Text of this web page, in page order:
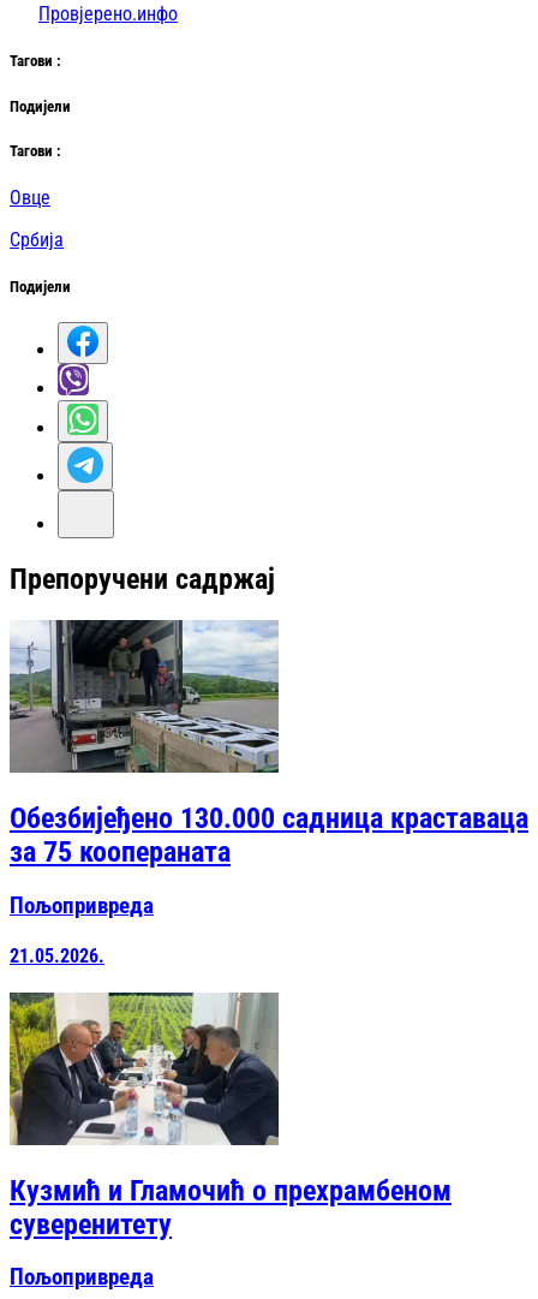
Провјерено.инфо
Тагови :
Подијели
Тагови :
Овце
Србија
Подијели
Препоручени садржај
Обезбијеђено 130.000 садница краставаца
за 75 коопераната
Пољопривреда
21.05.2026.
Кузмић и Гламочић о прехрамбеном
суверенитету
Пољопривреда